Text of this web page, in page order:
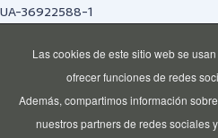
UA-36922588-1
Las cookies de este sitio web se
ofrecer funciones de redes
Además, compartimos información
nuestros partners de redes sociales